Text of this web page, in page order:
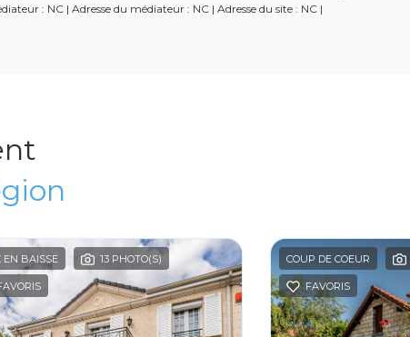
: NC | Adresse du médiateur : NC | Adresse du site : NC |
EN BAISSE 13 PHOTO(S) COUP DE COEUR
FAVORIS